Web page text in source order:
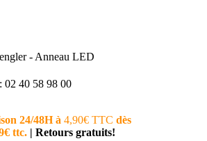
- Anneau LED
02 40 58 98 00
24/48H à 4,90€ TTC dès
ttc. | Retours gratuits!